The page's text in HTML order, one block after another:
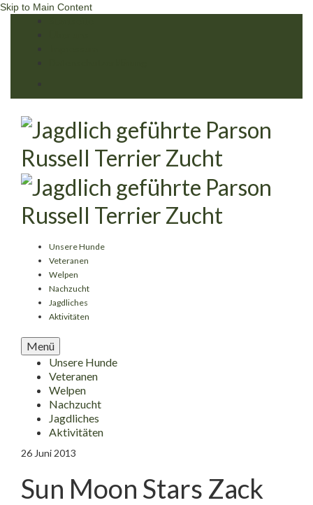
Skip to Main Content
Unsere Hunde
Veteranen
Welpen
Nachzucht
Jagdliches
Aktivitäten
Menü
Unsere Hunde
Veteranen
Welpen
Nachzucht
Jagdliches
Aktivitäten
26 Juni 2013
Sun Moon Stars Zack